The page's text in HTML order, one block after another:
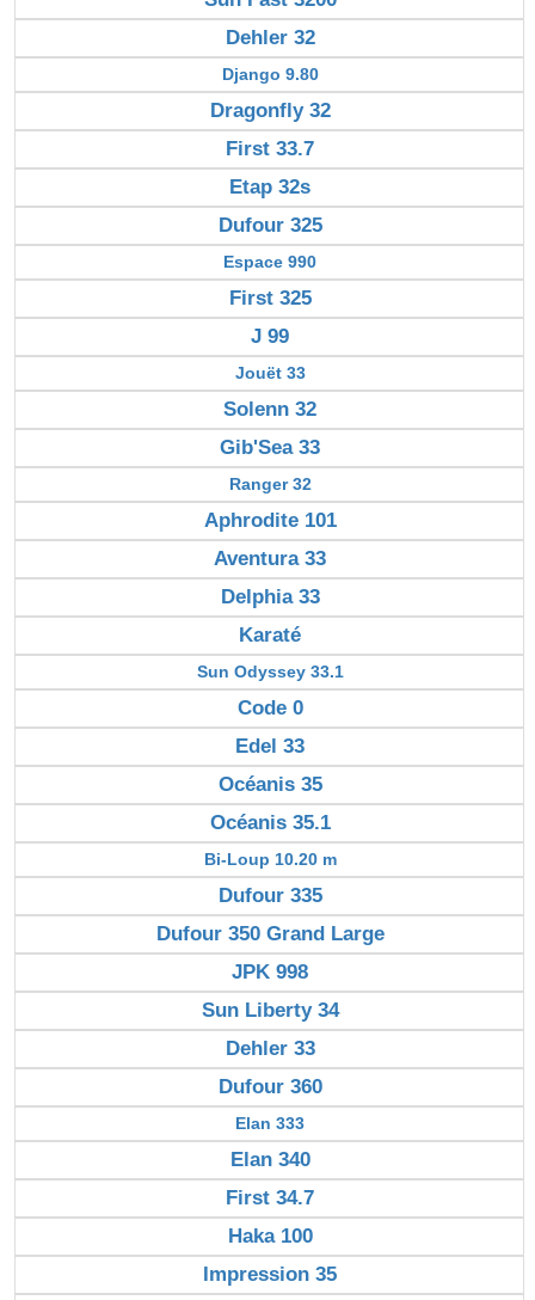
Dehler 32
Django 9.80
Dragonfly 32
First 33.7
Etap 32s
Dufour 325
Espace 990
First 325
J 99
Jouët 33
Solenn 32
Gib'Sea 33
Ranger 32
Aphrodite 101
Aventura 33
Delphia 33
Karaté
Sun Odyssey 33.1
Code 0
Edel 33
Océanis 35
Océanis 35.1
Bi-Loup 10.20 m
Dufour 335
Dufour 350 Grand Large
JPK 998
Sun Liberty 34
Dehler 33
Dufour 360
Elan 333
Elan 340
First 34.7
Haka 100
Impression 35